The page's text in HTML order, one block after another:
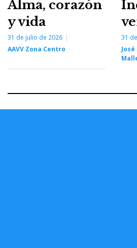
Alma, corazón
y vida
31 de julio de 2026
AAVV Zona Centro
31